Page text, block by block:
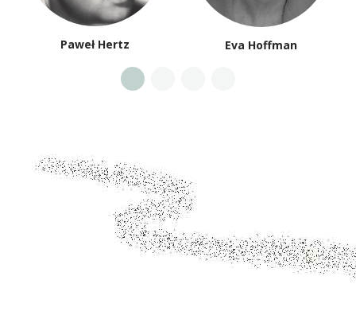
Paweł Hertz Eva Hoffman